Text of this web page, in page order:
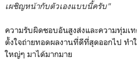
เผชิญหน้ากับตัวเองแบบนี้ครับ"
ความรับผิดชอบอันสูงส่งและความทุ่มเ
ตั้งใจถ่ายทอดผลงานที่ดีที่สุดออกไป ทำ
ใหญ่ๆ มาได้มากมาย